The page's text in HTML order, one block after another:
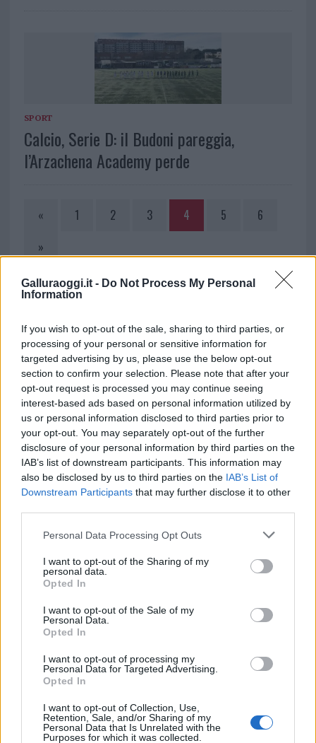
Galluraoggi.it - Do Not Process My Personal
Information
If you wish to opt-out of the sale, sharing to third parties, or
processing of your personal or sensitive information for
targeted advertising by us, please use the below opt-out
section to confirm your selection. Please note that after your
opt-out request is processed you may continue seeing
interest-based ads based on personal information utilized by
us or personal information disclosed to third parties prior to
your opt-out. You may separately opt-out of the further
disclosure of your personal information by third parties on the
IAB’s list of downstream participants. This information may
also be disclosed by us to third parties on the IAB’s List of
Downstream Participants that may further disclose it to other
Please note that this website/app uses one or more Google
not limited to your visit or usage behaviour. You may click to
grant or deny consent to Google and its third-party tags to
use your data for below specified purposes in below Google
consent section.
Personal Data Processing Opt Outs
I want to opt-out of the Sharing of my
personal data.
Opted In
I want to opt-out of the Sale of my
Personal Data.
Opted In
I want to opt-out of processing my
Personal Data for Targeted Advertising.
Opted In
I want to opt-out of Collection, Use,
Retention, Sale, and/or Sharing of my
Personal Data that Is Unrelated with the
Purposes for which it was collected.
SPORT
Calcio, Serie D: il Budoni pareggia,
l’Arzachena Academy perde
« 1 2 3 4 5
6
»
NOTIZIE RECENTI
Allarme truffe a Berchidda, falsi incaricati
bussano alle porte
Notre-Dame de Paris conquista Olbia, la prima
al Molo Brin è un successo
Strada Sassari-Olbia, incidente all’alba: ferito il
conducente
gallurese: gli appuntamenti da non perdere
Lettini e arredi abusivi sulla spiaggia libera,
È morto Francesco Guccini, il maestro che si
tenne lontano dalla Costa Smeralda
Nuovo sportello rifiuti a Palau, una svolta per gli
utenti